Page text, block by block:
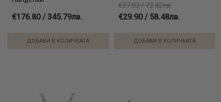
€176.80 / 345.79лв.
ДОБАВИ В КОЛИЧКАТА
€37.03 / 72.42лв.
€29.90 / 58.48лв.
ДОБАВИ В КОЛИЧКАТА